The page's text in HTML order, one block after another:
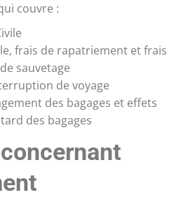
couvre :
frais de rapatriement et frais
sauvetage
de voyage
des bagages et effets
des bagages